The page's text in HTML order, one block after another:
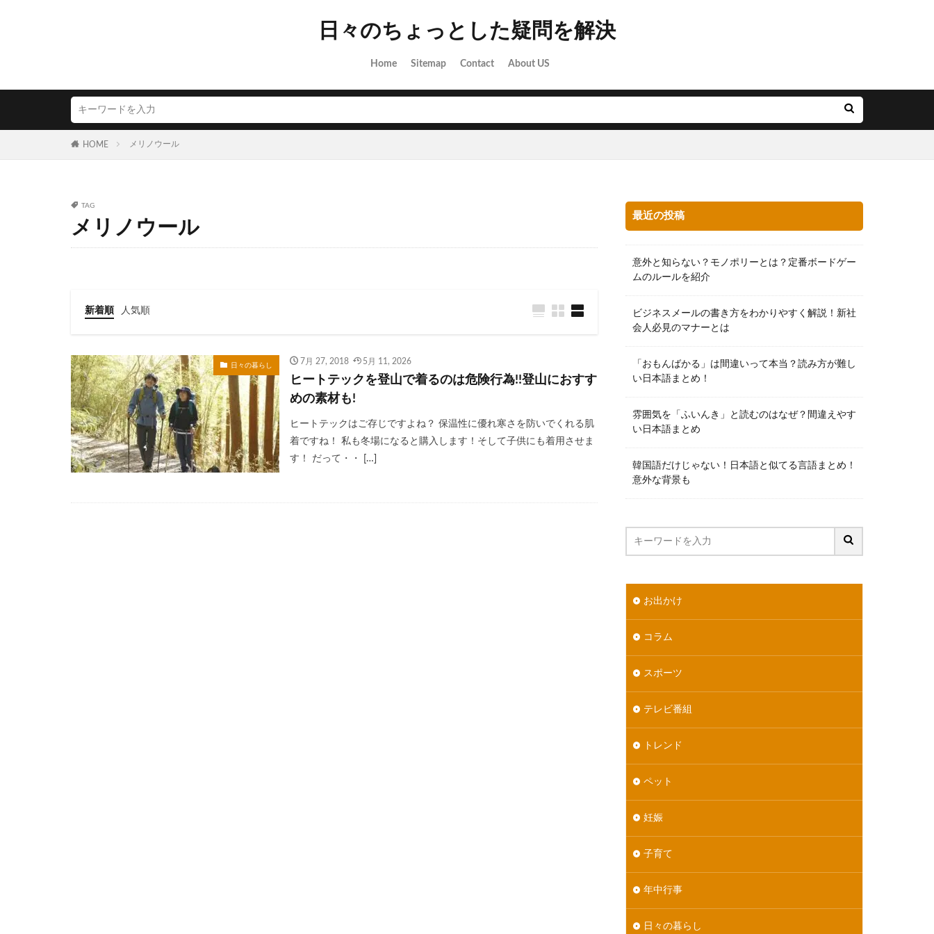
日々のちょっとした疑問を解決
Home Sitemap Contact About US
HOME メリノウール
TAG
メリノウール
新着順 人気順
日々の暮らし 7月 27, 2018 5月 11, 2026
ヒートテックを登山で着るのは危険行為!!登山におすす
めの素材も!
ヒートテックはご存じですよね？ 保温性に優れ寒さを防いでくれる肌
着ですね！ 私も冬場になると購入します！そして子供にも着用させま
す！ だって・・ […]
最近の投稿
意外と知らない？モノポリーとは？定番ボードゲー
ムのルールを紹介
ビジネスメールの書き方をわかりやすく解説！新社
会人必見のマナーとは
「おもんばかる」は間違いって本当？読み方が難し
い日本語まとめ！
雰囲気を「ふいんき」と読むのはなぜ？間違えやす
い日本語まとめ
韓国語だけじゃない！日本語と似てる言語まとめ！
意外な背景も
お出かけ
コラム
スポーツ
テレビ番組
トレンド
ペット
妊娠
子育て
年中行事
日々の暮らし